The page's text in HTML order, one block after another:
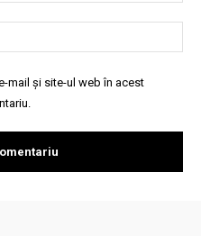
mail și site-ul web în acest